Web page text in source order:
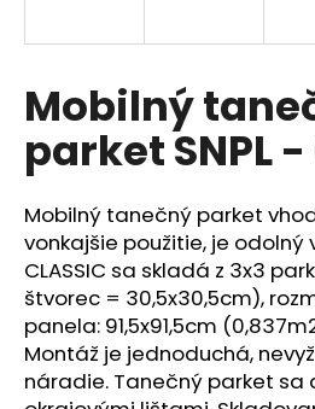
Mobilný
parket SNPL -
Mobilný tanečný parket
vonkajšie použitie, je odolný
CLASSIC sa skladá z 3x3
štvorec = 30,5x30,5cm),
panela: 91,5x91,5cm
Montáž je jednoduchá,
náradie. Tanečný parket sa
s
ť
?
HĽADAŤ
O